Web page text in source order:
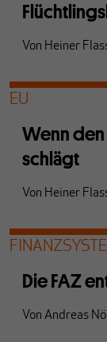
Von Heiner
EU
Wenn
schlägt
Von Heiner
Die FAZ
Von Andreas